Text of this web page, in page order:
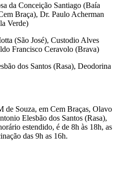
da Conceição Santiago (Baía
Braça), Dr. Paulo Acherman
Verde)
(São José), Custodio Alves
Francisco Ceravolo (Brava)
dos Santos (Rasa), Deodorina
de Souza, em Cem Braças, Olavo
Elesbão dos Santos (Rasa),
estendido, é de 8h às 18h, as
das 9h as 16h.